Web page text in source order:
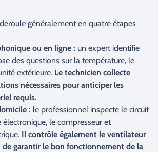
généralement en quatre étapes
ou en ligne : un expert identifie
des questions sur la température, le
extérieure. Le technicien collecte
nécessaires pour anticiper les
requis.
: le professionnel inspecte le circuit
électronique, le compresseur et
Il contrôle également le ventilateur
de garantir le bon fonctionnement de la